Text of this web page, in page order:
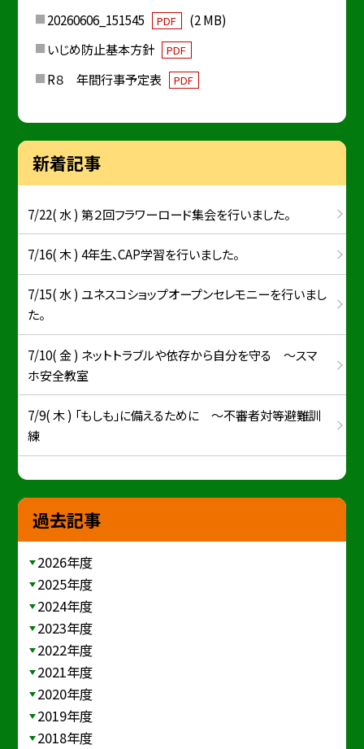
20260606_151545
PDF
(2 MB)
いじめ防止基本方針
PDF
R８ 年間行事予定表 PDF
新着記事
7/22( 水 ) 第２回フラワーロード集会を行いました。
7/16( 木 ) 4年生、CAP学習を行いました。
7/15( 水 ) ユネスコショップオープンセレモニーを行いまし
た。
7/10( 金 ) ネットトラブルや依存から自分を守る ～スマ
ホ安全教室
7/9( 木 ) 「もしも」に備えるために ～不審者対等避難訓
練
過去記事
2026年度
2025年度
2024年度
2023年度
2022年度
2021年度
2020年度
2019年度
2018年度